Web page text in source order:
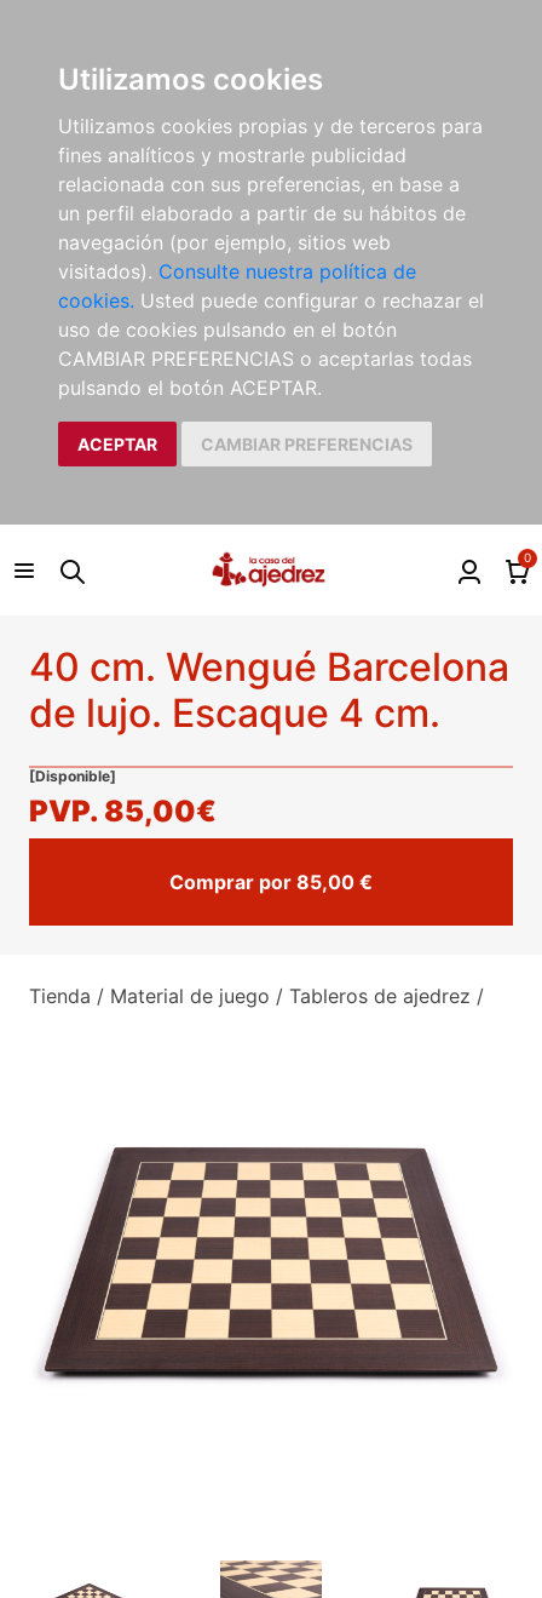
Utilizamos cookies
Utilizamos cookies propias y de terceros para
fines analíticos y mostrarle publicidad
relacionada con sus preferencias, en base a
un perfil elaborado a partir de su hábitos de
navegación (por ejemplo, sitios web
visitados). Consulte nuestra política de
cookies. Usted puede configurar o rechazar el
uso de cookies pulsando en el botón
CAMBIAR PREFERENCIAS o aceptarlas todas
pulsando el botón ACEPTAR.
ACEPTAR CAMBIAR PREFERENCIAS
0
Tienda / Material de juego / Tableros de ajedrez /
40 cm. Wengué Barcelona
de lujo. Escaque 4 cm.
[Disponible]
PVP. 85,00€
Comprar por 85,00 €